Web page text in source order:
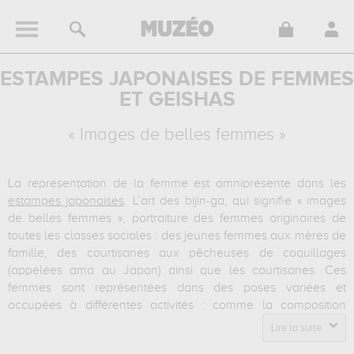
ESTAMPES JAPONAISES DE FEMMES
ET GEISHAS
« Images de belles femmes »
La représentation de la femme est omniprésente dans les
estampes japonaises. L’art des bijin-ga, qui signifie « images
de belles femmes », portraiture des femmes originaires de
toutes les classes sociales : des jeunes femmes aux mères de
famille, des courtisanes aux pêcheuses de coquillages
(appelées ama au Japon) ainsi que les courtisanes. Ces
femmes sont représentées dans des poses variées et
occupées à différentes activités : comme la composition
florale ou la coiffure. À la fin du XVIIe siècle, apparaissent les
Lire la suite